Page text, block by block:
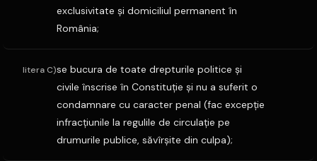
exclusivitate şi domiciliul permanent în
România;
litera C)se bucura de toate drepturile politice şi
civile înscrise în Constituţie şi nu a suferit o
condamnare cu caracter penal (fac excepţie
infracţiunile la regulile de circulaţie pe
drumurile publice, săvîrşite din culpa);